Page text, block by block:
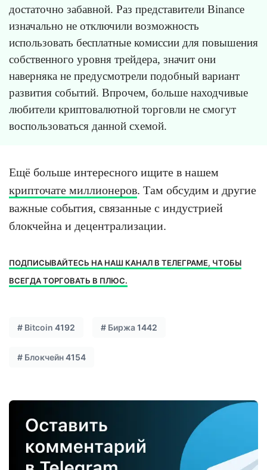
достаточно забавной. Раз представители Binance
изначально не отключили возможность
использовать бесплатные комиссии для повышения
собственного уровня трейдера, значит они
наверняка не предусмотрели подобный вариант
развития событий. Впрочем, больше находчивые
любители криптовалютной торговли не смогут
воспользоваться данной схемой.
Ещё больше интересного ищите в нашем
крипточате миллионеров. Там обсудим и другие
важные события, связанные с индустрией
блокчейна и децентрализации.
ПОДПИСЫВАЙТЕСЬ НА НАШ КАНАЛ В ТЕЛЕГРАМЕ, ЧТОБЫ
ВСЕГДА ТОРГОВАТЬ В ПЛЮС.
# Bitcoin 4192 # Биржа 1442
# Блокчейн4154